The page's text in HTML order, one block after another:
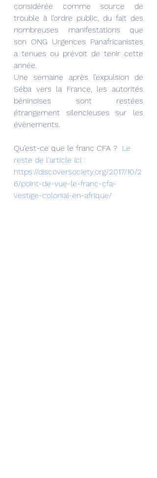
considérée comme source de
trouble à l’ordre public, du fait des
nombreuses manifestations que
son ONG Urgences Panafricanistes
a tenues ou prévoit de tenir cette
année.
Une semaine après l’expulsion de
Séba vers la France, les autorités
béninoises sont restées
étrangement silencieuses sur les
évènements.
Qu’est-ce que le franc CFA ? Le
reste de l'article ici :
https://discoversociety.org/2017/10/2
6/point-de-vue-le-franc-cfa-
vestige-colonial-en-afrique/